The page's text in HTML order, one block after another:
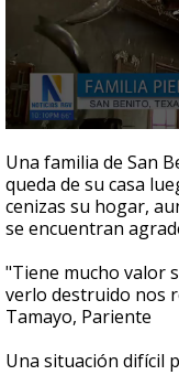
seconds
of
2
minutes,
14
Una familia de San
queda de su casa
cenizas su hogar,
se encuentran
"Tiene mucho valor
verlo destruido nos
Tamayo, Pariente
Una situación difícil